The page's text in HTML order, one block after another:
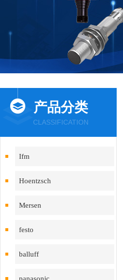
产品分类
CLASSIFICATION
Ifm
Hoentzsch
Mersen
festo
balluff